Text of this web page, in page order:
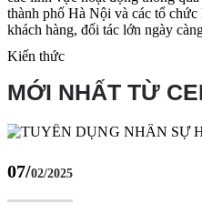
thành phố Hà Nội và các tổ
khách hàng, đối tác lớn ngày
Kiến thức
MỚI NHẤT TỪ
07/02/2025